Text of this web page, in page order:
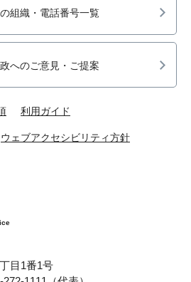
組織・電話番号一覧
へのご意見・ご提案
利用ガイド
ウェブアクセシビリティ方針
目1番1号